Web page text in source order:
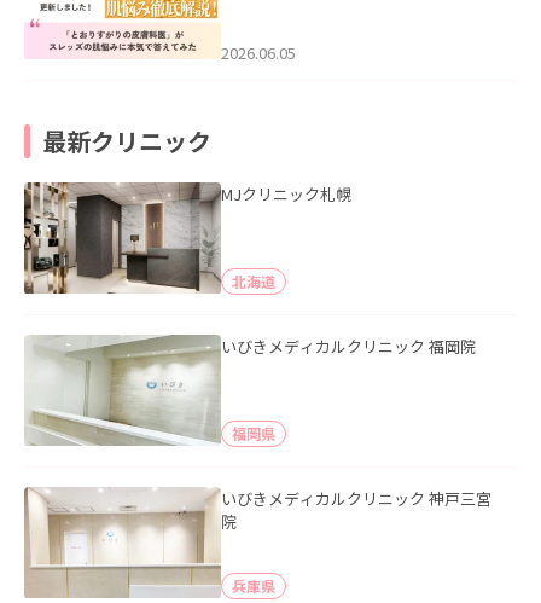
2026.06.05
最新クリニック
MJクリニック札幌
北海道
いびきメディカルクリニック 福岡院
福岡県
いびきメディカルクリニック 神戸三宮
院
兵庫県